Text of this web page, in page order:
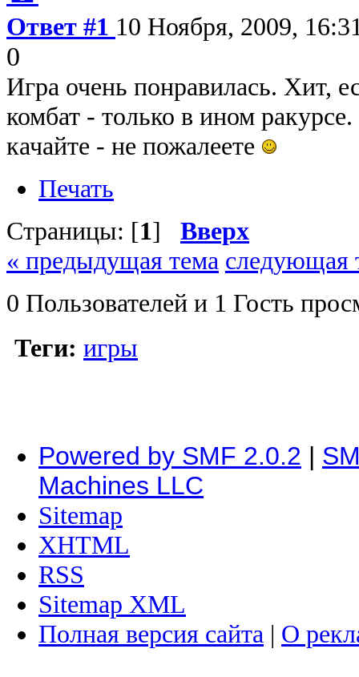
Ответ #1 10 Ноября, 2009,
0
Игра очень понравилась. Хит,
комбат - только в ином
качайте - не пожалеете
Печать
Страницы: [1] Вверх
« предыдущая тема следующая
0 Пользователей и 1 Гость
Теги: игры
Powered by SMF 2.0.2 |
Machines LLC
Sitemap
XHTML
RSS
Sitemap XML
Полная версия сайта | О